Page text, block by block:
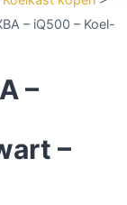
– iQ500 – Koel-
–
–